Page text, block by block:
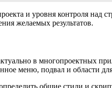
и уровня контроля над
желаемых результатов.
в многопроектных
меню, подвал и области